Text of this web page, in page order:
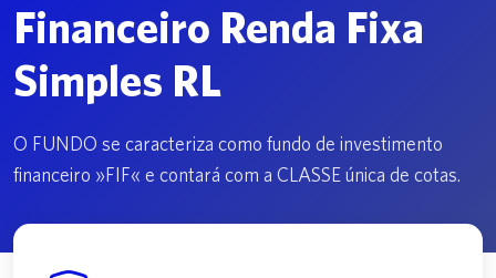
Financeiro Renda Fixa
Simples RL
O FUNDO se caracteriza como fundo de investimento
financeiro »FIF« e contará com a CLASSE única de cotas.